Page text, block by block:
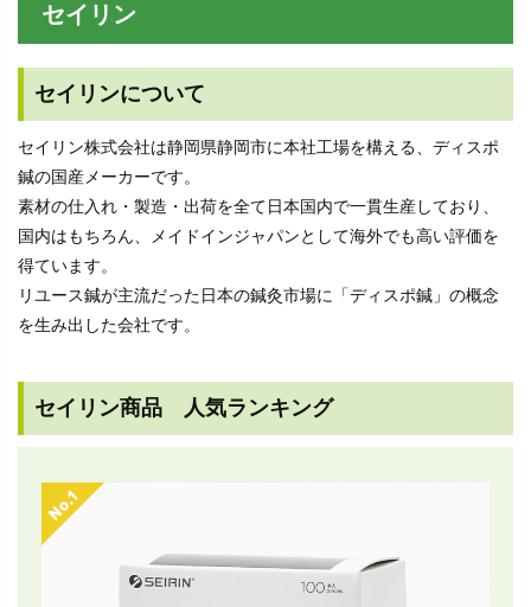
セイリン
セイリンについて
セイリン株式会社は静岡県静岡市に本社工場を構える、ディスポ
鍼の国産メーカーです。
素材の仕入れ・製造・出荷を全て日本国内で一貫生産しており、
国内はもちろん、メイドインジャパンとして海外でも高い評価を
得ています。
リユース鍼が主流だった日本の鍼灸市場に「ディスポ鍼」の概念
を生み出した会社です。
セイリン商品 人気ランキング